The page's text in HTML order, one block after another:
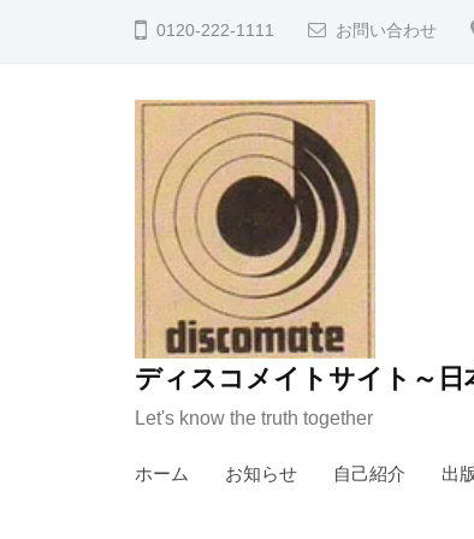
0120-222-1111 お問い合わせ
ディスコメイトサイト～
Let's know the truth together
ホーム お知らせ 自己紹介 出